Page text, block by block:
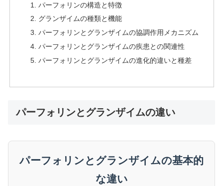
パーフォリンの構造と特徴
グランザイムの種類と機能
パーフォリンとグランザイムの協調作用メカニズム
パーフォリンとグランザイムの疾患との関連性
パーフォリンとグランザイムの進化的違いと種差
パーフォリンとグランザイムの違い
パーフォリンとグランザイムの基本的
な違い